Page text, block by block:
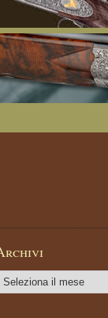
Archivi